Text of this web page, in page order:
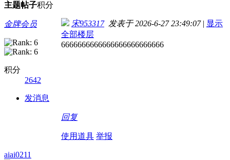
主题帖子积分
金牌会员
积分
2642
发消息
宋953317发表于 2026-6-27 23:49:07 | 显示
全部楼层
6666666666666666666666666
回复
使用道具 举报
aiai0211